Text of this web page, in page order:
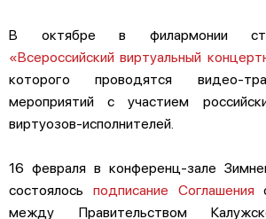
В октябре в филармонии
«Всероссийский виртуальный
которого проводятся видео-
мероприятий с участием
виртуозов-исполнителей.
16 февраля в конференц-зале
состоялось подписание Соглашения
между Правительством